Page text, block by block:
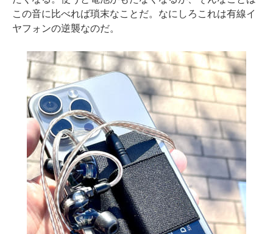
この音に比べれば瑣末なことだ。なにしろこれは有線イ
ヤフォンの逆襲なのだ。